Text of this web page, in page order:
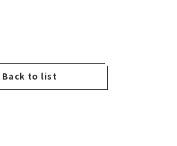
Back to list